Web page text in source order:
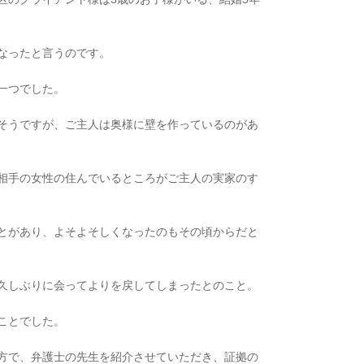
たと言うのです。
でした。
ですが、ご主人は奥様に壁を作っているのがあ
の女性の住んでいるところがご主人の実家のす
あり、よそよそしくなったのもその頃からだと
ぶりに会ってよりを戻してしまったとのこと。
でした。
で、弁護士の先生を紹介させていただき、証拠の